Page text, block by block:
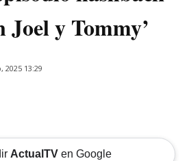
Joel y Tommy’
2025 13:29
ActualTVen Google